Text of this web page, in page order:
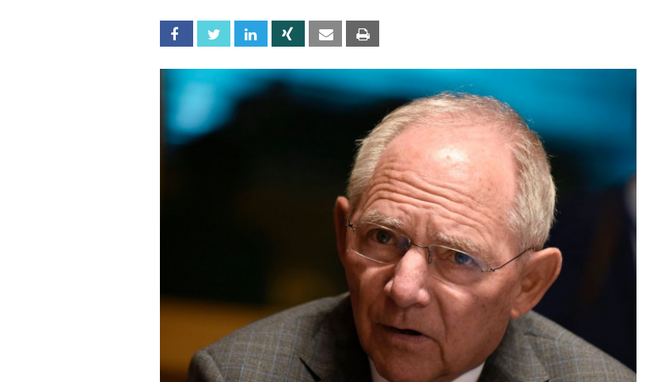
Facebook Twitter Linkedin Xing Email